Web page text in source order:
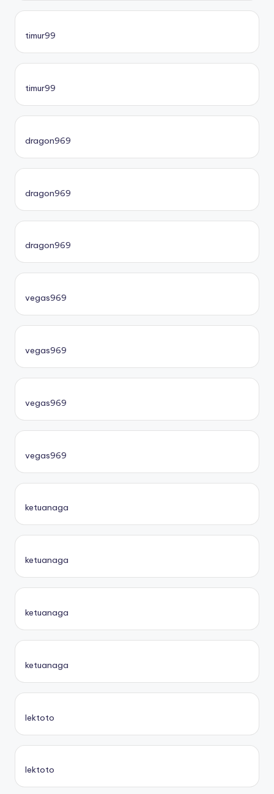
timur99
timur99
dragon969
dragon969
dragon969
vegas969
vegas969
vegas969
vegas969
ketuanaga
ketuanaga
ketuanaga
ketuanaga
lektoto
lektoto